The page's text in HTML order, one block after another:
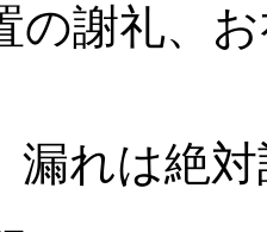
の謝礼、
れは絶対